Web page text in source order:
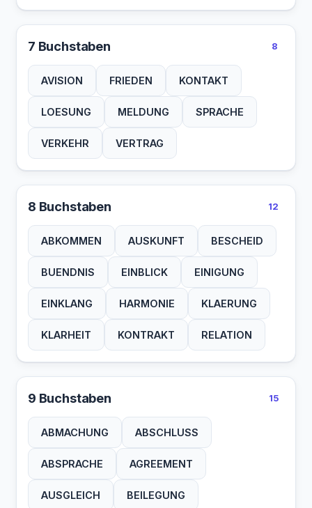
7 Buchstaben 8
AVISION FRIEDEN KONTAKT
LOESUNG MELDUNG SPRACHE
VERKEHR VERTRAG
8 Buchstaben 12
ABKOMMEN AUSKUNFT BESCHEID
BUENDNIS EINBLICK EINIGUNG
EINKLANG HARMONIE KLAERUNG
KLARHEIT KONTRAKT RELATION
9 Buchstaben 15
ABMACHUNG ABSCHLUSS
ABSPRACHE AGREEMENT
AUSGLEICH BEILEGUNG